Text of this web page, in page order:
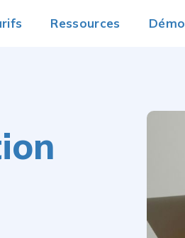
Ressources Démo